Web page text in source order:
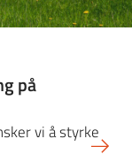
på
vi å styrke